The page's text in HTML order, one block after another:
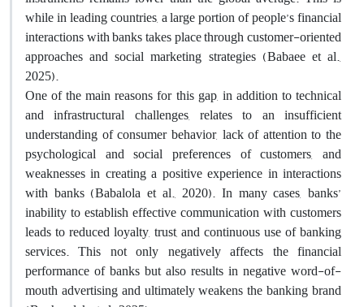
while in leading countries, a large portion of people’s financial
interactions with banks takes place through customer-oriented
approaches and social marketing strategies (Babaee et al.,
2025).
One of the main reasons for this gap, in addition to technical
and infrastructural challenges, relates to an insufficient
understanding of consumer behavior, lack of attention to the
psychological and social preferences of customers, and
weaknesses in creating a positive experience in interactions
with banks (Babalola et al., 2020). In many cases, banks’
inability to establish effective communication with customers
leads to reduced loyalty, trust, and continuous use of banking
services. This not only negatively affects the financial
performance of banks but also results in negative word-of-
mouth advertising and ultimately weakens the banking brand